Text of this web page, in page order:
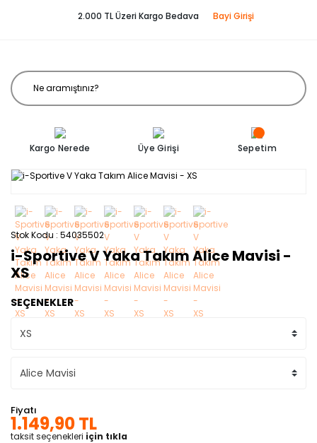
2.000 TL Üzeri Kargo Bedava Bayi Girişi
Kargo Nerede Üye Girişi Sepetim
Stok Kodu 54035502
i-Sportive V Yaka Takım Alice Mavisi -
XS
SEÇENEKLER
Fiyatı
1.149,90 TL
taksit seçenekleri için tıkla